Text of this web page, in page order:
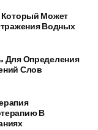
Который Может
Водных
Для Определения
Слов
В